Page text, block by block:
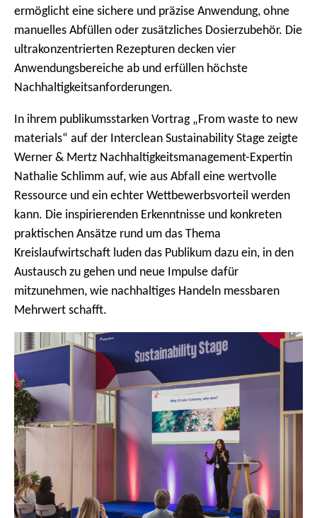
ermöglicht eine sichere und präzise Anwendung, ohne
manuelles Abfüllen oder zusätzliches Dosierzubehör. Die
ultrakonzentrierten Rezepturen decken vier
Anwendungsbereiche ab und erfüllen höchste
Nachhaltigkeitsanforderungen.
In ihrem publikumsstarken Vortrag „From waste to new
materials“ auf der Interclean Sustainability Stage zeigte
Werner & Mertz Nachhaltigkeitsmanagement-Expertin
Nathalie Schlimm auf, wie aus Abfall eine wertvolle
Ressource und ein echter Wettbewerbsvorteil werden
kann. Die inspirierenden Erkenntnisse und konkreten
praktischen Ansätze rund um das Thema
Kreislaufwirtschaft luden das Publikum dazu ein, in den
Austausch zu gehen und neue Impulse dafür
mitzunehmen, wie nachhaltiges Handeln messbaren
Mehrwert schafft.